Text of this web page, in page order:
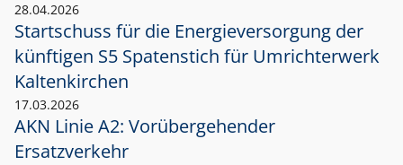
28.04.2026
Startschuss für die Energieversorgung der
künftigen S5 Spatenstich für Umrichterwerk
Kaltenkirchen
17.03.2026
AKN Linie A2: Vorübergehender
Ersatzverkehr